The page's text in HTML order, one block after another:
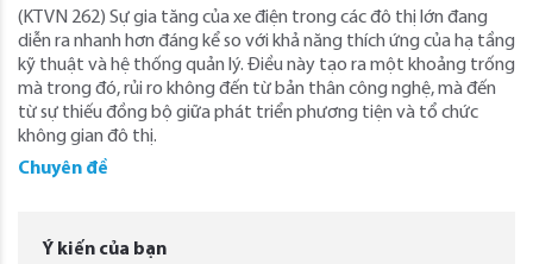
(KTVN 262) Sự gia tăng của xe điện trong các đô thị lớn đang
diễn ra nhanh hơn đáng kể so với khả năng thích ứng của hạ tầng
kỹ thuật và hệ thống quản lý. Điều này tạo ra một khoảng trống
mà trong đó, rủi ro không đến từ bản thân công nghệ, mà đến
từ sự thiếu đồng bộ giữa phát triển phương tiện và tổ chức
không gian đô thị.
Chuyên đề
Ý kiến của bạn